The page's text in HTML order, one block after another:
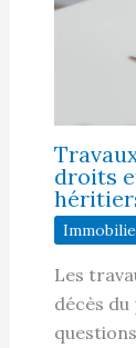
droits
Les
décès